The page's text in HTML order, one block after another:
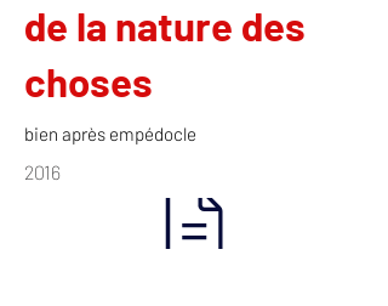
de la nature des
choses
bien après empédocle
2016